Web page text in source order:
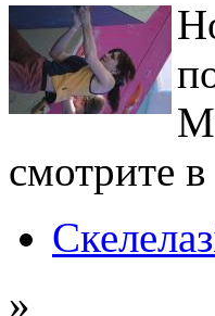
смотрите
»